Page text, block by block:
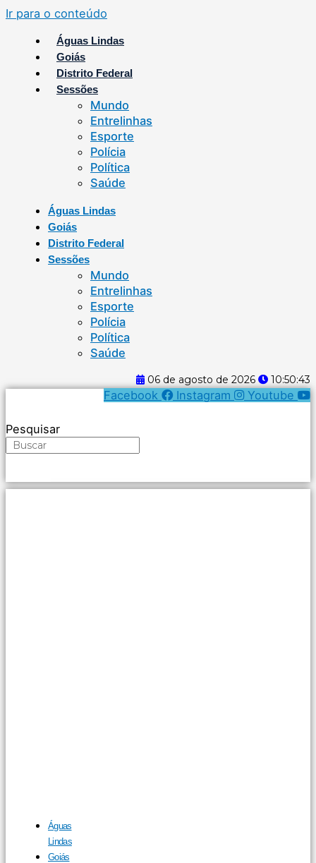
Ir para o conteúdo
Águas Lindas
Goiás
Distrito Federal
Sessões
Mundo
Entrelinhas
Esporte
Polícia
Política
Saúde
Águas Lindas
Goiás
Distrito Federal
Sessões
Mundo
Entrelinhas
Esporte
Polícia
Política
Saúde
06 de agosto de 2026 10:50:43
Facebook Instagram Youtube
Pesquisar
Águas
Lindas
Goiás